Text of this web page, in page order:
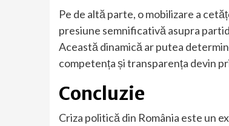
Pe de altă parte, o mobilizare a
presiune semnificativă asupra
Această dinamică ar putea
competența și transparența devin
Concluzie
Criza politică din România este un